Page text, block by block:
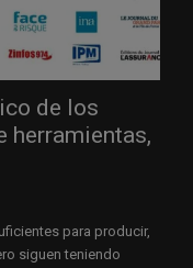
de los
herramientas,
para producir,
siguen teniendo